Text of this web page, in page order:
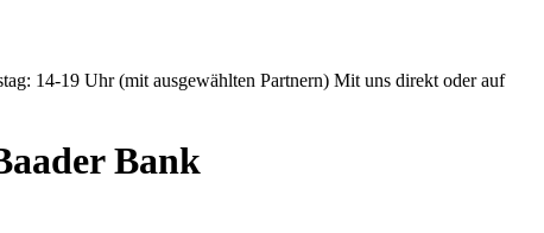
14-19 Uhr (mit ausgewählten Partnern) Mit uns direkt oder auf
Bank